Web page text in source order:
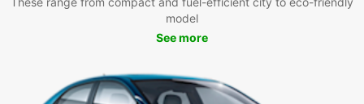
model
See more